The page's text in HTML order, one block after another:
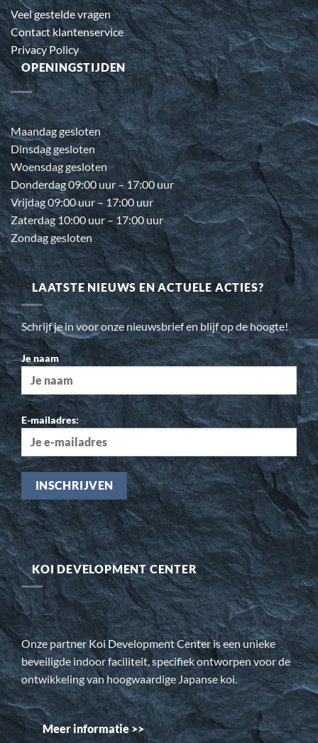
Veel gestelde vragen
Contact klantenservice
Privacy Policy
OPENINGSTIJDEN
Maandag gesloten
Dinsdag gesloten
Woensdag gesloten
Donderdag 09:00 uur – 17:00 uur
Vrijdag 09:00 uur – 17:00 uur
Zaterdag 10:00 uur – 17:00 uur
Zondag gesloten
LAATSTE NIEUWS EN ACTUELE ACTIES?
Schrijf je in voor onze nieuwsbrief en blijf op de hoogte!
Je naam
E-mailadres:
KOI DEVELOPMENT CENTER
Onze partner Koi Development Center is een unieke
beveiligde indoor faciliteit, specifiek ontworpen voor de
ontwikkeling van hoogwaardige Japanse koi.
Meer informatie >>